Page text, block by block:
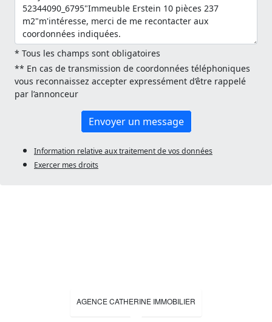
* Tous les champs sont obligatoires
** En cas de transmission de coordonnées téléphoniques
vous reconnaissez accepter expressément d’être rappelé
par l’annonceur
Envoyer un message
Information relative aux traitement de vos données
Exercer mes droits
AGENCE CATHERINE IMMOBILIER